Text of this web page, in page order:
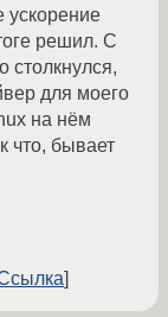
ускорение
решил. С
столкнулся,
для моего
на нём
что, бывает